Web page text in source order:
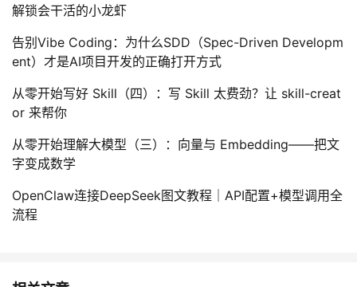
解锁会干活的小龙虾
告别Vibe Coding：为什么SDD（Spec-Driven Developm
ent）才是AI项目开发的正确打开方式
从零开始写好 Skill（四）：写 Skill 太费劲？让 skill-creat
or 来帮你
从零开始理解大模型（三）：向量与 Embedding——把文
字变成数学
OpenClaw连接DeepSeek图文教程｜API配置+模型调用全
流程